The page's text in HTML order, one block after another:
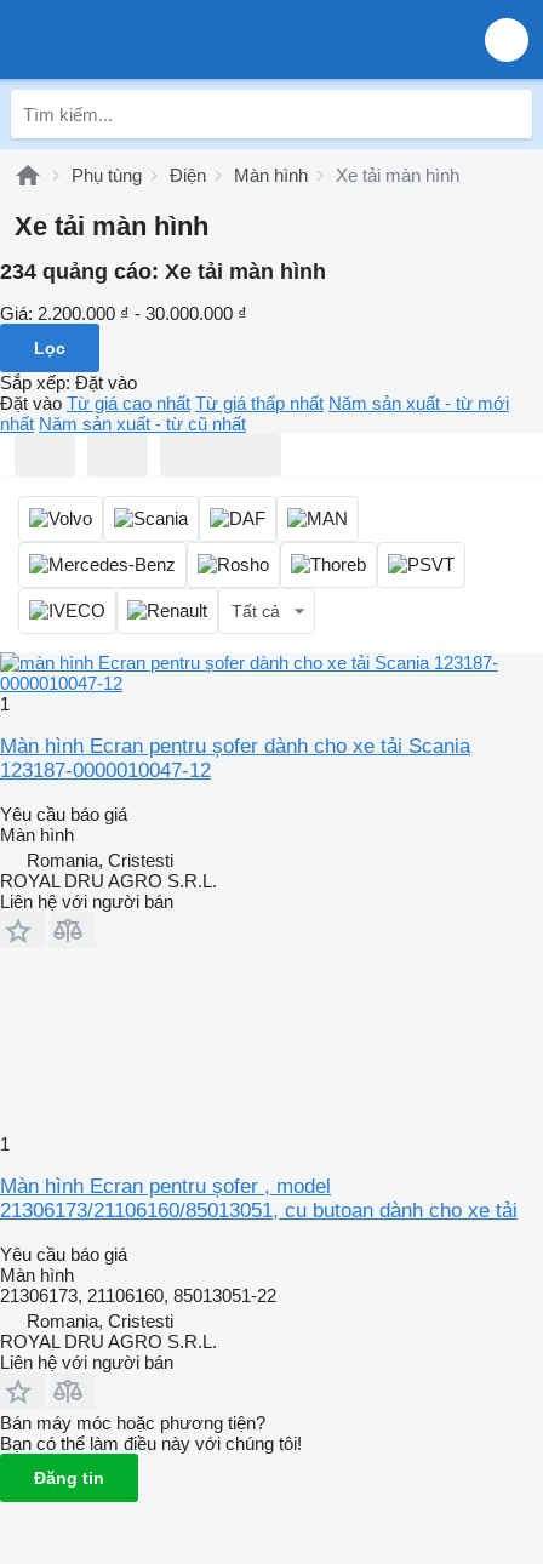
Phụ tùng Điện Màn hình Xe tải màn hình
Xe tải màn hình
234 quảng cáo: Xe tải màn hình
Giá: 2.200.000 ₫ - 30.000.000 ₫
Lọc
Sắp xếp: Đặt vào
Đặt vào Từ giá cao nhất Từ giá thấp nhất Năm sản xuất - từ mới
nhất Năm sản xuất - từ cũ nhất
Tất cả
1
Màn hình Ecran pentru șofer dành cho xe tải Scania
123187-0000010047-12
Yêu cầu báo giá
Màn hình
Romania, Cristesti
ROYAL DRU AGRO S.R.L.
Liên hệ với người bán
1
Màn hình Ecran pentru șofer , model
21306173/21106160/85013051, cu butoan dành cho xe tải
Yêu cầu báo giá
Màn hình
21306173, 21106160, 85013051-22
Romania, Cristesti
ROYAL DRU AGRO S.R.L.
Liên hệ với người bán
Bán máy móc hoặc phương tiện?
Bạn có thể làm điều này với chúng tôi!
Đăng tin